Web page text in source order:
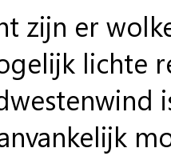
zijn er
lichte